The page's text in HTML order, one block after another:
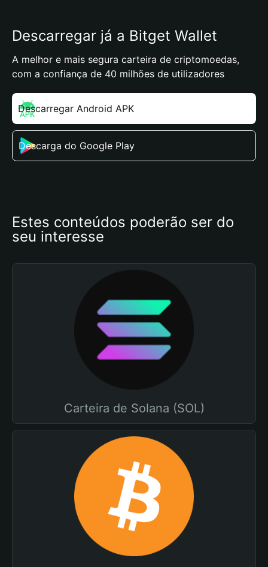
Descarregar já a Bitget Wallet
A melhor e mais segura carteira de criptomoedas,
com a confiança de 40 milhões de utilizadores
Descarregar Android APK
Descarga do Google Play
Estes conteúdos poderão ser do
seu interesse
Carteira de Solana (SOL)